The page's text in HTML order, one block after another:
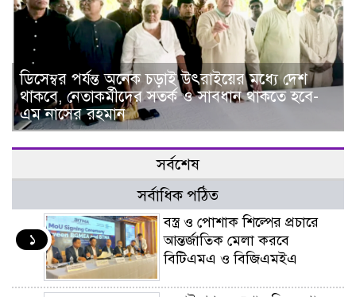
ডিসেম্বর পর্যন্ত অনেক চড়াই উৎরাইয়ের মধ্যে দেশ
থাকবে, নেতাকর্মীদের সতর্ক ও সাবধান থাকতে হবে-
এম নাসের রহমান
সর্বশেষ
সর্বাধিক পঠিত
১
বস্ত্র ও পোশাক শিল্পের প্রচারে
আন্তর্জাতিক মেলা করবে
বিটিএমএ ও বিজিএমইএ